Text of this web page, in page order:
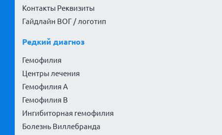
Контакты Реквизиты
Гайдлайн ВОГ / логотип
Редкий диагноз
Гемофилия
Центры лечения
Гемофилия А
Гемофилия В
Ингибиторная гемофилия
Болезнь Виллебранда